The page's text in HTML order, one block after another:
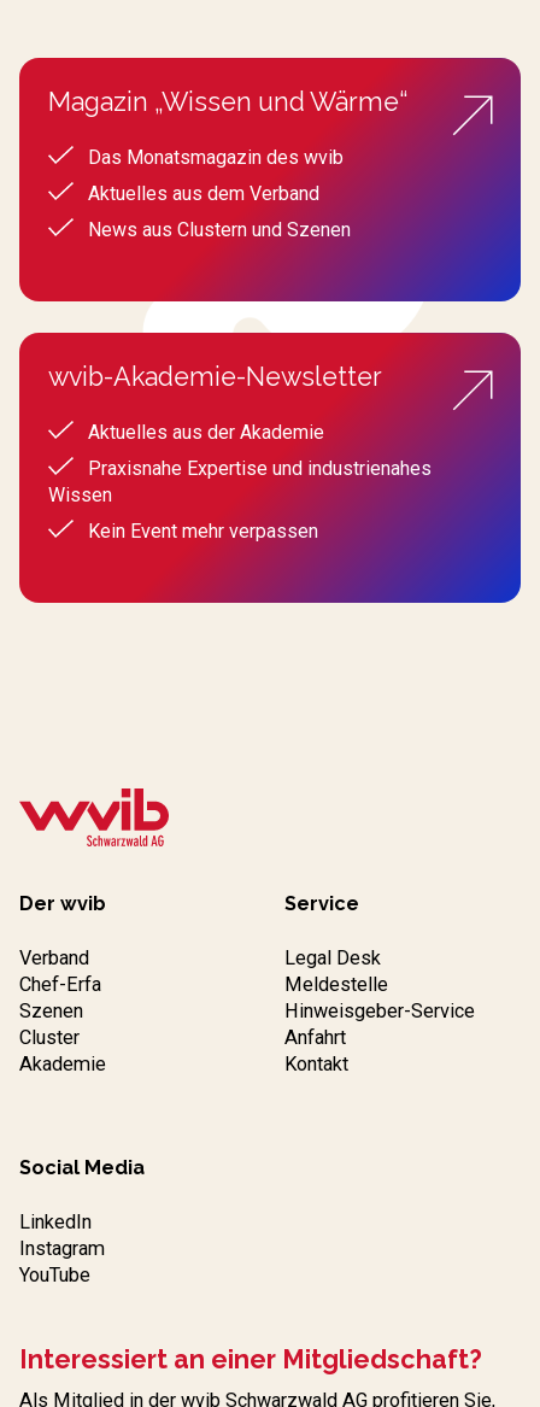
Magazin „Wissen und Wärme“
Das Monatsmagazin des wvib
Aktuelles aus dem Verband
News aus Clustern und Szenen
wvib-Akademie-Newsletter
Aktuelles aus der Akademie
Praxisnahe Expertise und industrienahes
Wissen
Kein Event mehr verpassen
Der wvib
Verband
Chef-Erfa
Szenen
Cluster
Akademie
Service
Legal Desk
Meldestelle
Hinweisgeber-Service
Anfahrt
Kontakt
Social Media
LinkedIn
Instagram
YouTube
Interessiert an einer Mitgliedschaft?
Als Mitglied in der wvib Schwarzwald AG profitieren Sie,